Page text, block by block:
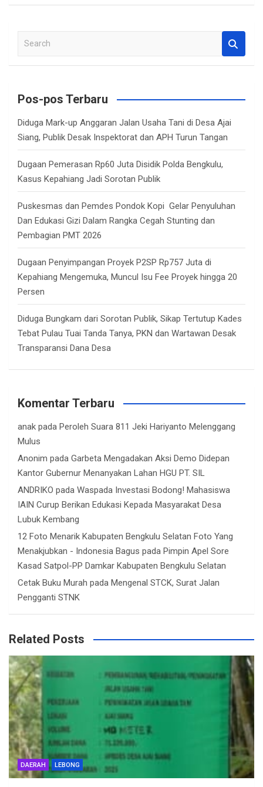
a
c
Pos-pos Terbaru
Diduga Mark-up Anggaran Jalan Usaha Tani di Desa Ajai
Siang, Publik Desak Inspektorat dan APH Turun Tangan
Dugaan Pemerasan Rp60 Juta Disidik Polda Bengkulu,
Kasus Kepahiang Jadi Sorotan Publik
Puskesmas dan Pemdes Pondok Kopi Gelar Penyuluhan
Dan Edukasi Gizi Dalam Rangka Cegah Stunting dan
Pembagian PMT 2026
Dugaan Penyimpangan Proyek P2SP Rp757 Juta di
Kepahiang Mengemuka, Muncul Isu Fee Proyek hingga 20
Persen
Diduga Bungkam dari Sorotan Publik, Sikap Tertutup Kades
Tebat Pulau Tuai Tanda Tanya, PKN dan Wartawan Desak
Transparansi Dana Desa
Komentar Terbaru
anak pada Peroleh Suara 811 Jeki Hariyanto Melenggang
Mulus
Anonim pada Garbeta Mengadakan Aksi Demo Didepan
Kantor Gubernur Menanyakan Lahan HGU PT. SIL
ANDRIKO pada Waspada Investasi Bodong! Mahasiswa
IAIN Curup Berikan Edukasi Kepada Masyarakat Desa
Lubuk Kembang
12 Foto Menarik Kabupaten Bengkulu Selatan Foto Yang
Menakjubkan - Indonesia Bagus pada Pimpin Apel Sore
Kasad Satpol-PP Damkar Kabupaten Bengkulu Selatan
Cetak Buku Murah pada Mengenal STCK, Surat Jalan
Pengganti STNK
Related Posts
DAERAH LEBONG